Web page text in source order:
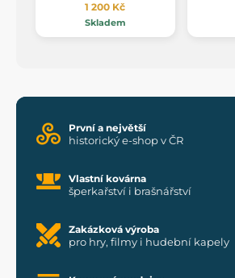
1 200 Kč
Skladem
První a největší
historický e-shop v ČR
Vlastní kovárna
šperkařství i brašnářství
Zakázková výroba
pro hry, filmy i hudební kapely